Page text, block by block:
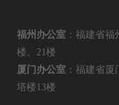
福州办公室 ：福建省
楼、21楼
厦门办公室 ：福建省
塔楼13楼